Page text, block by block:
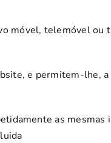
móvel, telemóvel
e permitem-lhe,
as mesmas